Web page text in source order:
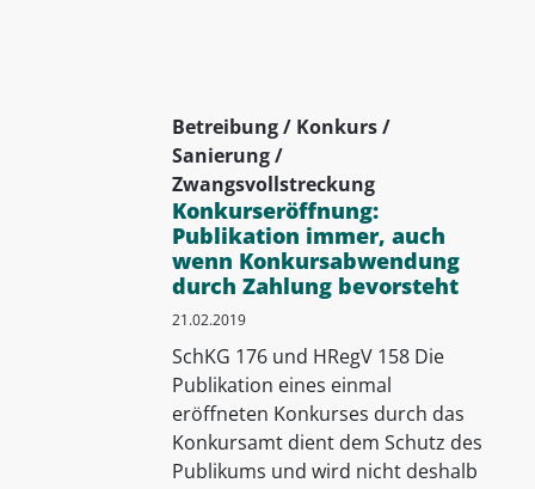
Betreibung / Konkurs /
Sanierung /
Zwangsvollstreckung
Konkurseröffnung:
Publikation immer, auch
wenn Konkursabwendung
durch Zahlung bevorsteht
21.02.2019
SchKG 176 und HRegV 158 Die
Publikation eines einmal
eröffneten Konkurses durch das
Konkursamt dient dem Schutz des
Publikums und wird nicht deshalb